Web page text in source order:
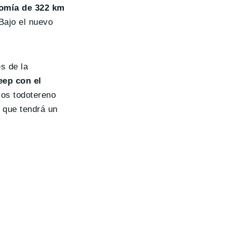
de 322 km
el nuevo
de la
con el
todotereno
tendrá un